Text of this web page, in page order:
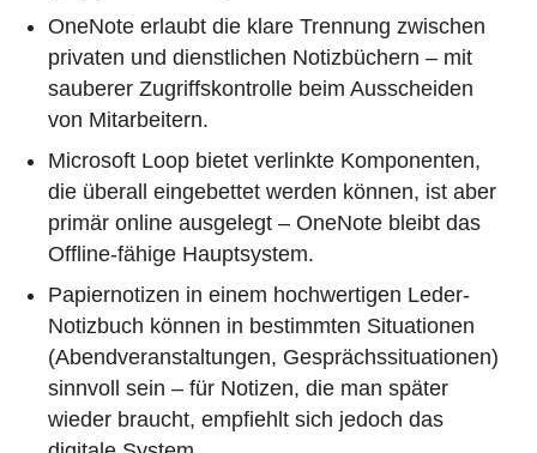
OneNote erlaubt die klare Trennung zwischen
privaten und dienstlichen Notizbüchern – mit
sauberer Zugriffskontrolle beim Ausscheiden
von Mitarbeitern.
Microsoft Loop bietet verlinkte Komponenten,
die überall eingebettet werden können, ist aber
primär online ausgelegt – OneNote bleibt das
Offline-fähige Hauptsystem.
Papiernotizen in einem hochwertigen Leder-
Notizbuch können in bestimmten Situationen
(Abendveranstaltungen, Gesprächssituationen)
sinnvoll sein – für Notizen, die man später
wieder braucht, empfiehlt sich jedoch das